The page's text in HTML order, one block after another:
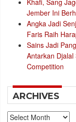
Khafi, Sang
Jember Ini
Angka Jadi
Faris Raih
Sains Jadi
Antarkan
Competition
ARCHIVES
Archives